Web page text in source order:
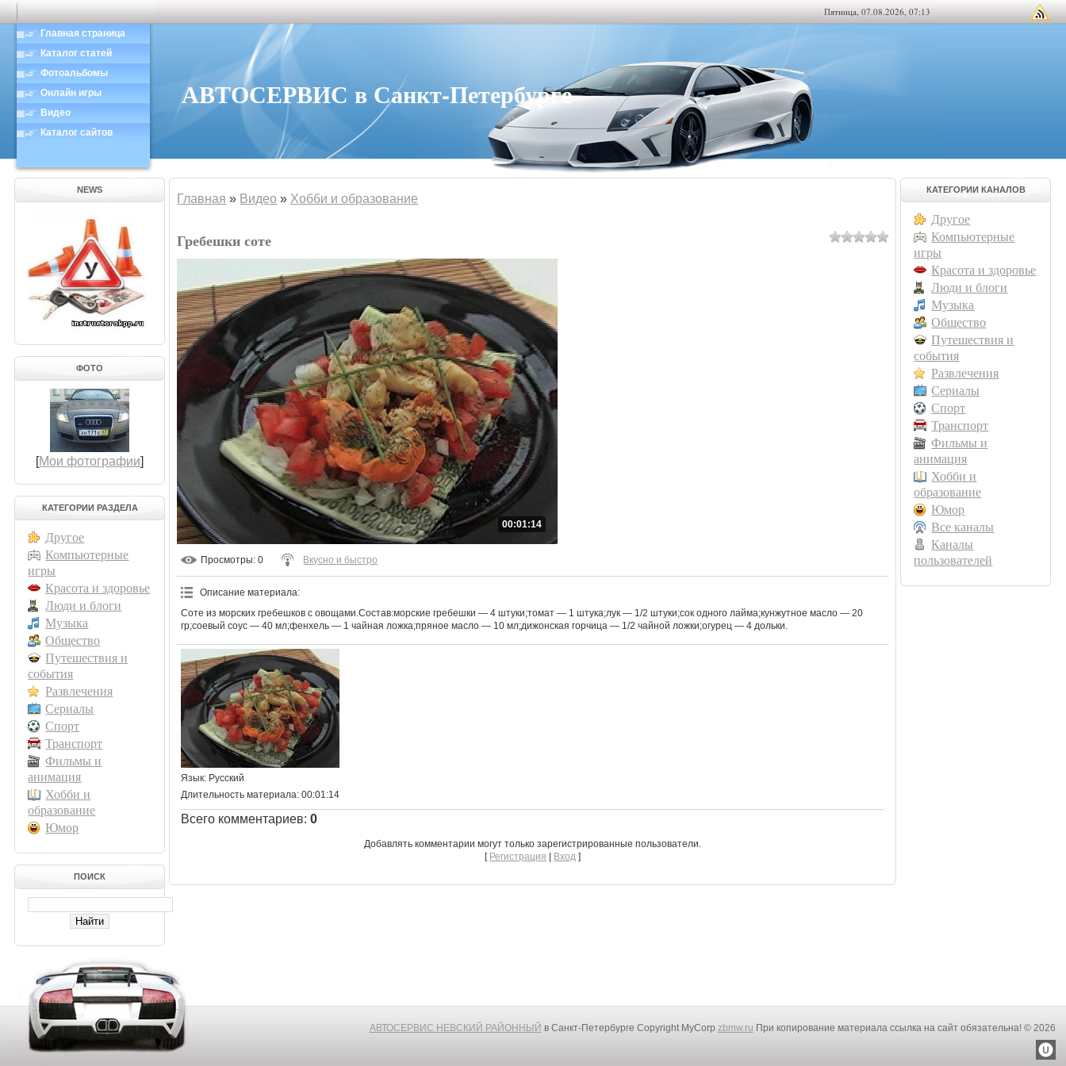
Пятница, 07.08.2026, 07:13
Главная страница
Каталог статей
Фотоальбомы
Онлайн игры
Видео
Каталог сайтов
АВТОСЕРВИС в Санкт-Петербурге
NEWS
ФОТО
[Мои фотографии]
КАТЕГОРИИ РАЗДЕЛА
Другое
Компьютерные
игры
Красота и здоровье
Люди и блоги
Музыка
Общество
Путешествия и
события
Развлечения
Сериалы
Спорт
Транспорт
Фильмы и
анимация
Хобби и
образование
Юмор
ПОИСК
Главная » Видео » Хобби и образование
Гребешки соте
00:01:14
Просмотры: 0 Вкусно и быстро
Описание материала:
Соте из морских гребешков с овощами.Состав:морские гребешки — 4 штуки;томат — 1 штука;лук — 1/2 штуки;сок одного лайма;кунжутное масло — 20
гр;соевый соус — 40 мл;фенхель — 1 чайная ложка;пряное масло — 10 мл;дижонская горчица — 1/2 чайной ложки;огурец — 4 дольки.
Язык: Русский
Длительность материала: 00:01:14
Всего комментариев:0
Добавлять комментарии могут только зарегистрированные пользователи.
[ Регистрация Вход ]
КАТЕГОРИИ КАНАЛОВ
Другое
Компьютерные
игры
Красота и здоровье
Люди и блоги
Музыка
Общество
Путешествия и
события
Развлечения
Сериалы
Спорт
Транспорт
Фильмы и
анимация
Хобби и
образование
Юмор
Все каналы
Каналы
пользователей
АВТОСЕРВИС НЕВСКИЙ РАЙОННЫЙ в Санкт-Петербурге Copyright MyCorp zbmw.ru При копирование материала ссылка на сайт обязательна! © 2026